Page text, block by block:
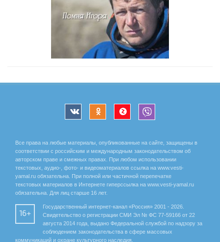
Все права на любые материалы, опубликованные на сайте, защищены в
соответствии с российским и международным законодательством об
авторском праве и смежных правах. При любом использовании
текстовых, аудио-, фото- и видеоматериалов ссылка на www.vesti-
yamal.ru обязательна. При полной или частичной перепечатке
текстовых материалов в Интернете гиперссылка на www.vesti-yamal.ru
обязательна. Для лиц старше 16 лет.
16+
Государственный интернет-канал «Россия» 2001 - 2026.
Свидетельство о регистрации СМИ Эл № ФС 77-59166 от 22
августа 2014 года, выдано Федеральной службой по надзору за
соблюдением законодательства в сфере массовых
коммуникаций и охране культурного наследия.